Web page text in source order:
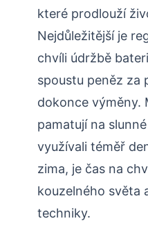
které prodlouží
Nejdůležitější je
chvíli údržbě
spoustu peněz za
dokonce výměny.
pamatují na
využívali téměř
zima, je čas na
kouzelného světa
techniky.